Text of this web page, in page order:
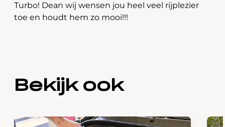
Turbo! Dean wij wensen jou heel veel rijplezier
toe en houdt hem zo mooi!!!
Bekijk ook